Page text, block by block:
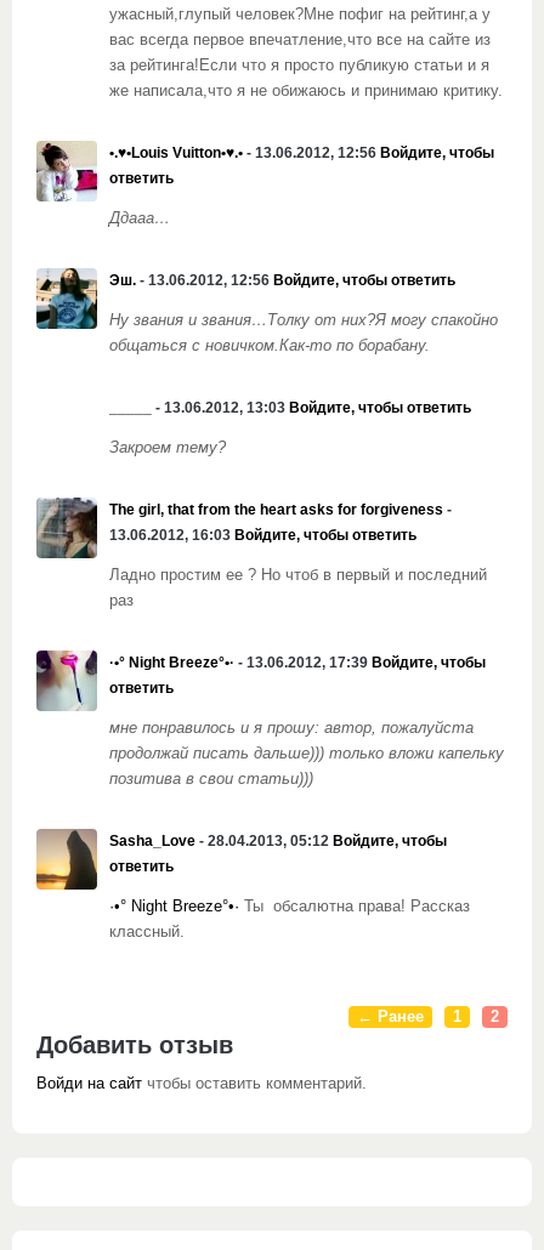
ужасный,глупый человек?Мне пофиг на рейтинг,а у
вас всегда первое впечатление,что все на сайте из
за рейтинга!Если что я просто публикую статьи и я
же написала,что я не обижаюсь и принимаю критику.
•.♥•Louis Vuitton•♥.• - 13.06.2012, 12:56 Войдите, чтобы
ответить
Ддааа…
Эш. - 13.06.2012, 12:56 Войдите, чтобы ответить
Ну звания и звания…Толку от них?Я могу спакойно
общаться с новичком.Как-то по борабану.
- 13.06.2012, 13:03 Войдите, чтобы ответить
Закроем тему?
The girl, that from the heart asks for forgiveness -
13.06.2012, 16:03 Войдите, чтобы ответить
Ладно простим ее ? Но чтоб в первый и последний
раз
·•° Night Breeze°•· - 13.06.2012, 17:39 Войдите, чтобы
ответить
мне понравилось и я прошу: автор, пожалуйста
продолжай писать дальше))) только вложи капельку
позитива в свои статьи)))
Sasha_Love - 28.04.2013, 05:12 Войдите, чтобы
ответить
·•° Night Breeze°•· Ты обсалютна права! Рассказ
классный.
← Ранее 1 2
Добавить отзыв
Войди на сайт чтобы оставить комментарий.